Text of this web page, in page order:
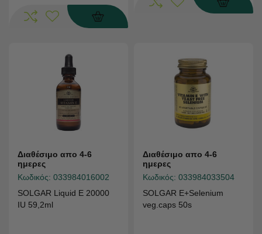
Διαθέσιμο απο 4-6
ημερες
Κωδικός: 033984016002
SOLGAR Liquid E 20000
IU 59,2ml
Διαθέσιμο απο 4-6
ημερες
Κωδικός: 033984033504
SOLGAR E+Selenium
veg.caps 50s